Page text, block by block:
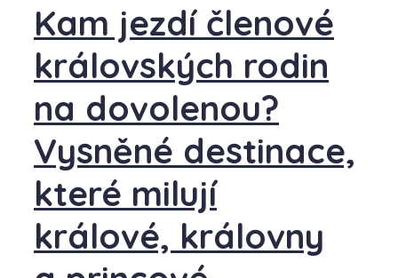
Kam jezdí členové
královských rodin
na dovolenou?
Vysněné destinace,
které milují
králové, královny